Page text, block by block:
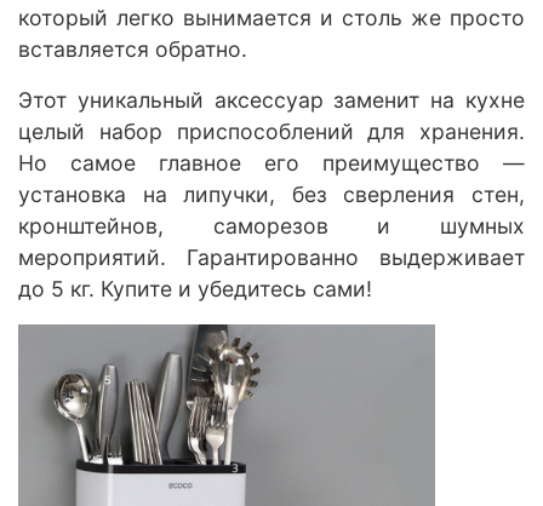
который легко вынимается и столь же просто
вставляется обратно.
Этот уникальный аксессуар заменит на кухне
целый набор приспособлений для хранения.
Но самое главное его преимущество —
установка на липучки, без сверления стен,
кронштейнов, саморезов и шумных
мероприятий. Гарантированно выдерживает
до 5 кг. Купите и убедитесь сами!